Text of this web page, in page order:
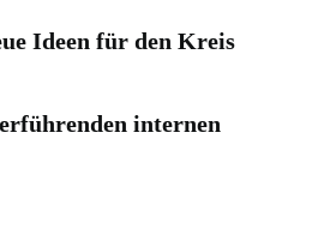
Ideen für den Kreis
internen